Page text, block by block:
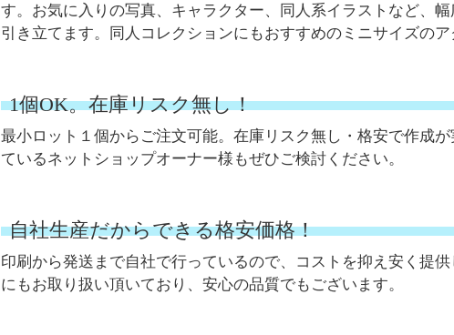
す。お気に入りの写真、キャラクター、同人系イラストなど、
引き立てます。同人コレクションにもおすすめのミニサイズのア
1個OK。在庫リスク無し！
最小ロット１個からご注文可能。在庫リスク無し・格安で作成
ているネットショップオーナー様もぜひご検討ください。
自社生産だからできる格安価格！
印刷から発送まで自社で行っているので、コストを抑え安く提
にもお取り扱い頂いており、安心の品質でもございます。